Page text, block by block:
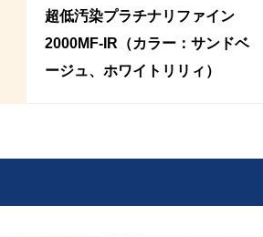
超低汚染プラチナリファイン
2000MF-IR（カラー：サンドベ
ージュ、ホワイトリリィ）